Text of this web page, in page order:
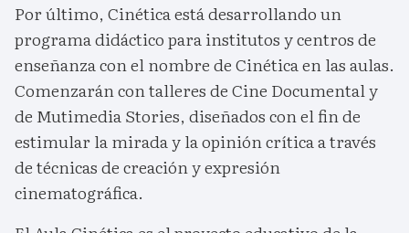
Por último, Cinética está desarrollando un
programa didáctico para institutos y centros de
enseñanza con el nombre de Cinética en las aulas.
Comenzarán con talleres de Cine Documental y
de Mutimedia Stories, diseñados con el fin de
estimular la mirada y la opinión crítica a través
de técnicas de creación y expresión
cinematográfica.